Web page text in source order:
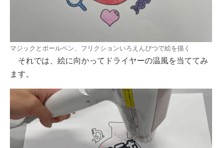
マジックとボールペン、フリクションいろえんぴつで絵を描く
それでは、絵に向かってドライヤーの温風を当ててみ
ます。